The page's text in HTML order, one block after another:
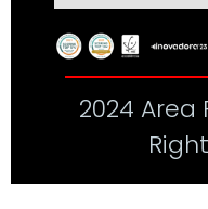
2024 Area